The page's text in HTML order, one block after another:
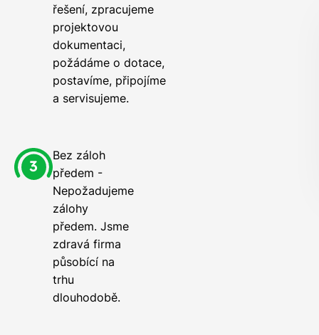
řešení, zpracujeme
projektovou
dokumentaci,
požádáme o dotace,
postavíme, připojíme
a servisujeme.
Bez záloh
předem -
Nepožadujeme
zálohy
předem. Jsme
zdravá firma
působící na
trhu
dlouhodobě.